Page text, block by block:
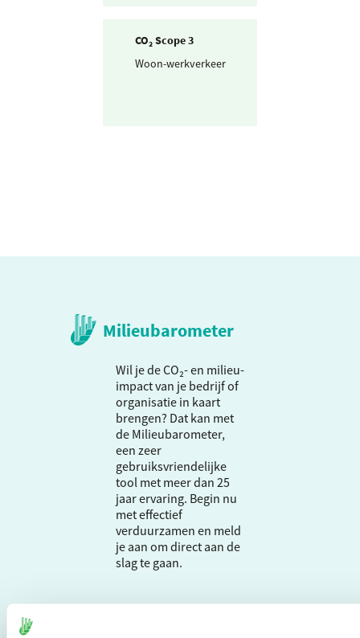
CO₂ Scope 3
Woon-werkverkeer
Milieubarometer
Wil je de CO₂- en milieu-
impact van je bedrijf of
organisatie in kaart
brengen? Dat kan met
de Milieubarometer,
een zeer
gebruiksvriendelijke
tool met meer dan 25
jaar ervaring. Begin nu
met effectief
verduurzamen en meld
je aan om direct aan de
slag te gaan.